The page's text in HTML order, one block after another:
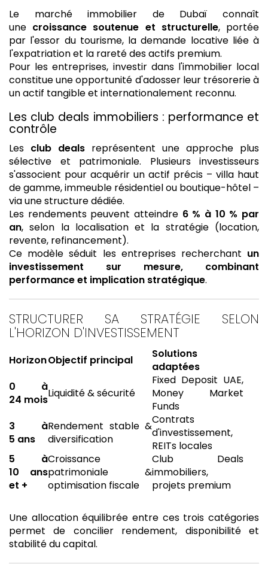
Le marché immobilier de Dubaï connaît
une croissance soutenue et structurelle, portée
par l'essor du tourisme, la demande locative liée à
l'expatriation et la rareté des actifs premium.
Pour les entreprises, investir dans l'immobilier local
constitue une opportunité d'adosser leur trésorerie à
un actif tangible et internationalement reconnu.
Les club deals immobiliers : performance et
contrôle
Les club deals représentent une approche plus
sélective et patrimoniale. Plusieurs investisseurs
s'associent pour acquérir un actif précis – villa haut
de gamme, immeuble résidentiel ou boutique-hôtel –
via une structure dédiée.
Les rendements peuvent atteindre 6 % à 10 % par
an, selon la localisation et la stratégie (location,
revente, refinancement).
Ce modèle séduit les entreprises recherchant un
investissement sur mesure, combinant
performance et implication stratégique.
STRUCTURER SA STRATÉGIE SELON
L'HORIZON D'INVESTISSEMENT
HorizonObjectif principal
Solutions
adaptées
0 à
24 moisLiquidité & sécurité
Fixed Deposit UAE,
Money Market
Funds
3 à
5 ans
Rendement stable &
diversification
Contrats
d'investissement,
REITs locales
5 à
10 ans
et +
Croissance
patrimoniale &
optimisation fiscale
Club Deals
immobiliers,
projets premium
Une allocation équilibrée entre ces trois catégories
permet de concilier rendement, disponibilité et
stabilité du capital.